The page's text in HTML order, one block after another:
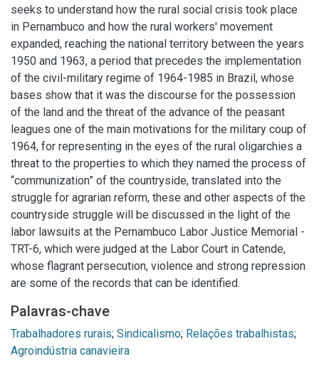
seeks to understand how the rural social crisis took place
in Pernambuco and how the rural workers' movement
expanded, reaching the national territory between the years
1950 and 1963, a period that precedes the implementation
of the civil-military regime of 1964-1985 in Brazil, whose
bases show that it was the discourse for the possession
of the land and the threat of the advance of the peasant
leagues one of the main motivations for the military coup of
1964, for representing in the eyes of the rural oligarchies a
threat to the properties to which they named the process of
“communization” of the countryside, translated into the
struggle for agrarian reform, these and other aspects of the
countryside struggle will be discussed in the light of the
labor lawsuits at the Pernambuco Labor Justice Memorial -
TRT-6, which were judged at the Labor Court in Catende,
whose flagrant persecution, violence and strong repression
are some of the records that can be identified.
Palavras-chave
Trabalhadores rurais; Sindicalismo; Relações trabalhistas;
Agroindústria canavieira